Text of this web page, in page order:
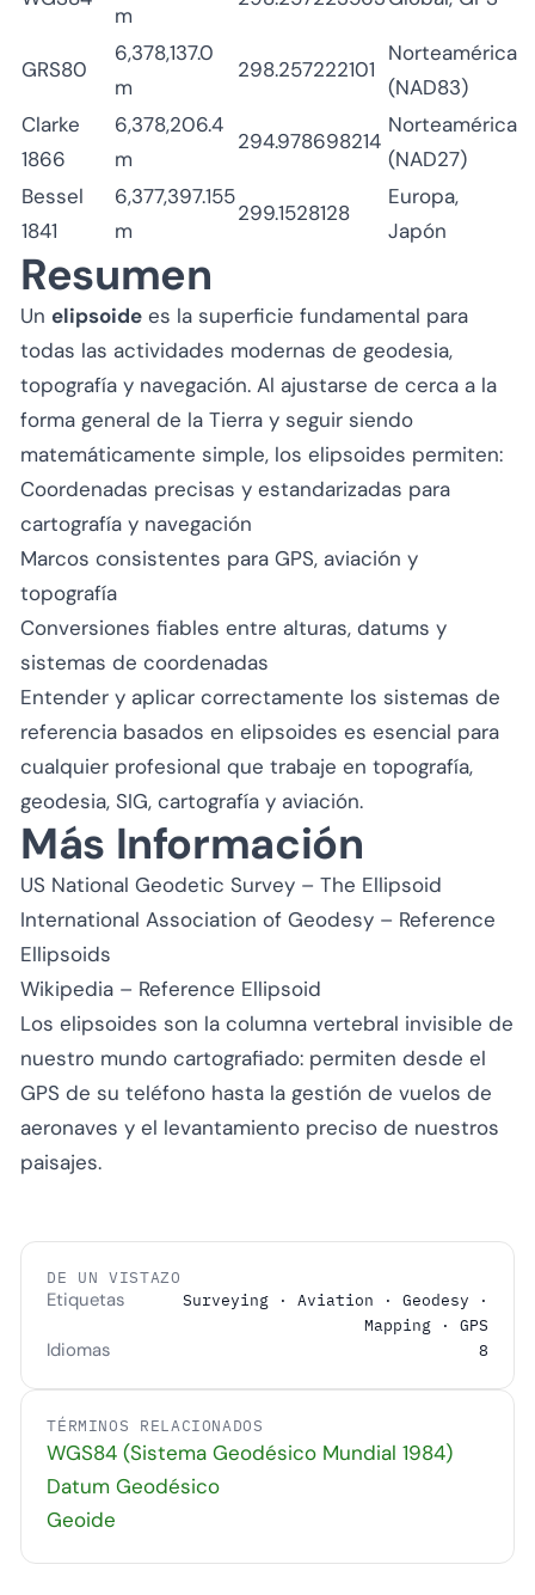
m
GRS80
6,378,137.0
m
298.257222101
Norteamérica
(NAD83)
Clarke
1866
6,378,206.4
m
294.978698214
Norteamérica
(NAD27)
Bessel
1841
6,377,397.155
m
299.1528128
Europa,
Japón
Resumen
Un elipsoide es la superficie fundamental para
todas las actividades modernas de geodesia,
topografía y navegación. Al ajustarse de cerca a la
forma general de la Tierra y seguir siendo
matemáticamente simple, los elipsoides permiten:
Coordenadas precisas y estandarizadas para
cartografía y navegación
Marcos consistentes para GPS, aviación y
topografía
Conversiones fiables entre alturas, datums y
sistemas de coordenadas
Entender y aplicar correctamente los sistemas de
referencia basados en elipsoides es esencial para
cualquier profesional que trabaje en topografía,
geodesia, SIG, cartografía y aviación.
Más Información
US National Geodetic Survey – The Ellipsoid
International Association of Geodesy – Reference
Ellipsoids
Wikipedia – Reference Ellipsoid
Los elipsoides son la columna vertebral invisible de
nuestro mundo cartografiado: permiten desde el
GPS de su teléfono hasta la gestión de vuelos de
aeronaves y el levantamiento preciso de nuestros
paisajes.
DE UN VISTAZO
Etiquetas
Surveying · Aviation · Geodesy ·
Mapping · GPS
Idiomas 8
TÉRMINOS RELACIONADOS
WGS84 (Sistema Geodésico Mundial 1984)
Datum Geodésico
Geoide